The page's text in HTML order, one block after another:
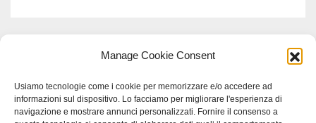
Manage Cookie Consent
Usiamo tecnologie come i cookie per memorizzare e/o accedere ad
informazioni sul dispositivo. Lo facciamo per migliorare l'esperienza di
navigazione e mostrare annunci personalizzati. Fornire il consenso a